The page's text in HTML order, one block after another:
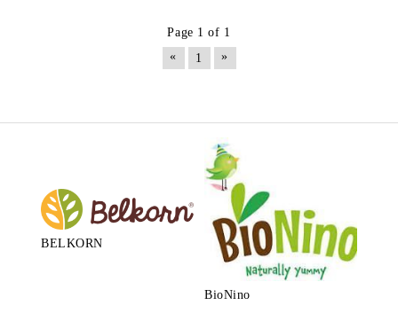
Page 1 of 1
«
1 »
BELKORN
BioNino